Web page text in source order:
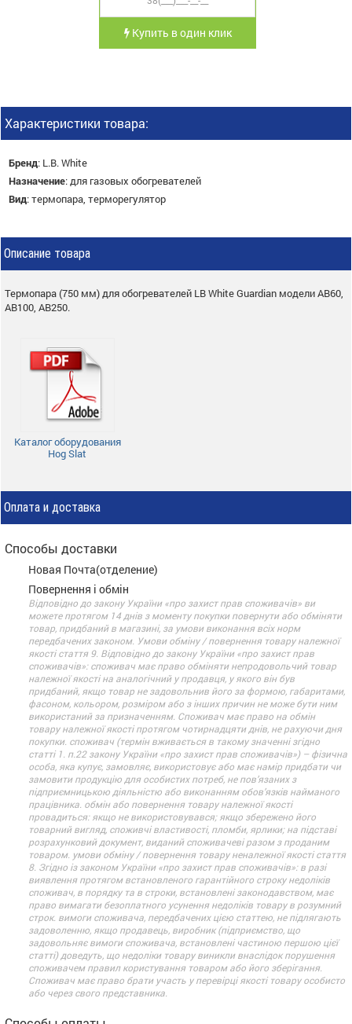
Купить в один клик
Характеристики товара:
Бренд: L.B. White
Назначение: для газовых обогревателей
Вид:термопара, терморегулятор
Описание товара
Термопара (750 мм) для обогревателей LB White Guardian модели AB60,
AB100, AB250.
Каталог оборудования
Hog Slat
Оплата и доставка
Способы доставки
Новая Почта(отделение)
Повернення і обмін
Відповідно до закону України «про захист прав споживачів» ви
можете протягом 14 днів з моменту покупки повернути або обміняти
товар, придбаний в магазині, за умови виконання всіх норм
передбачених законом. Умови обміну / повернення товару належної
якості стаття 9. Відповідно до закону України «про захист прав
споживачів»: споживач має право обміняти непродовольчий товар
належної якості на аналогічний у продавця, у якого він був
придбаний, якщо товар не задовольнив його за формою, габаритами,
фасоном, кольором, розміром або з інших причин не може бути ним
використаний за призначенням. Споживач має право на обмін
товару належної якості протягом чотирнадцяти днів, не рахуючи дня
покупки. споживач (термін вживається в такому значенні згідно
статті 1. п.22 закону України «про захист прав споживачів») – фізична
особа, яка купує, замовляє, використовує або має намір придбати чи
замовити продукцію для особистих потреб, не пов’язаних з
підприємницькою діяльністю або виконанням обов’язків найманого
працівника. обмін або повернення товару належної якості
провадиться: якщо не використовувався; якщо збережено його
товарний вигляд, споживчі властивості, пломби, ярлики; на підставі
розрахунковий документ, виданий споживачеві разом з проданим
товаром. умови обміну / повернення товару неналежної якості стаття
8. Згідно із законом України «про захист прав споживачів»: в разі
виявлення протягом встановленого гарантійного строку недоліків
споживач, в порядку та в строки, встановлені законодавством, має
право вимагати безоплатного усунення недоліків товару в розумний
строк. вимоги споживача, передбачених цією статтею, не підлягають
задоволенню, якщо продавець, виробник (підприємство, що
задовольняє вимоги споживача, встановлені частиною першою цієї
статті) доведуть, що недоліки товару виникли внаслідок порушення
споживачем правил користування товаром або його зберігання.
Споживач має право брати участь у перевірці якості товару особисто
або через свого представника.